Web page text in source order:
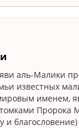
аль-Малики
известных
именем,
Пророка
и благословение)